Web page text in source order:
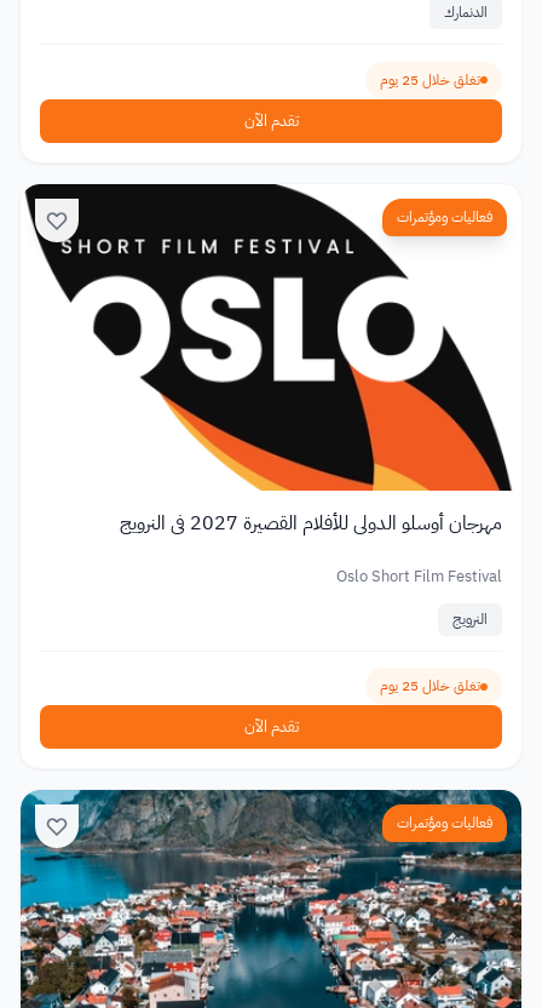
الدنمارك
تغلق خلال 25 يوم
تقدم الآن
فعاليات ومؤتمرات
مهرجان أوسلو الدولي للأفلام القصيرة 2027 في النرويج
Oslo Short Film Festival
النرويج
تغلق خلال 25 يوم
تقدم الآن
فعاليات ومؤتمرات